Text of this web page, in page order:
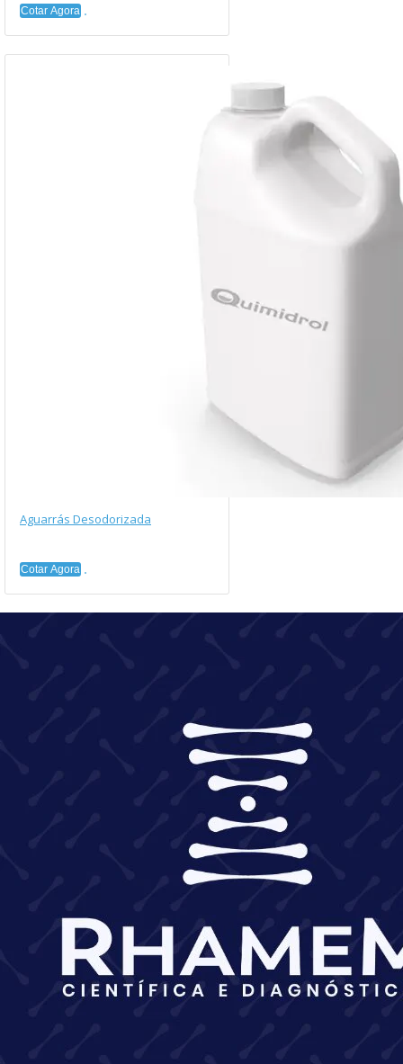
Cotar Agora
Aguarrás Desodorizada
Cotar Agora